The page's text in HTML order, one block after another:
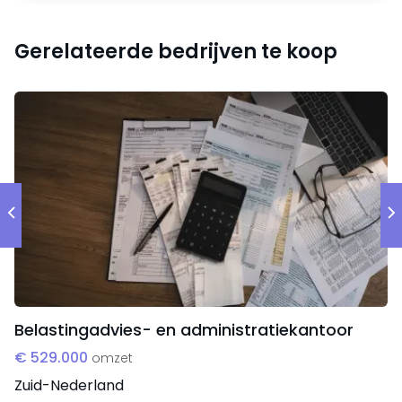
voor de particuliere bewoning. Gemiddeld bedraagt
het woningbestand ± 30 woningen.
Medewerkers
De onderneming wordt gevoerd in de vorm van een
eenmanszaak. Het compact en goed op elkaar
ingespeelde personeelsteam bestaat uit de
eigenaresse en een drietal medewerkers, waarvan 1
assistant register makelaar en 2 medewerksters
binnendienst. Het betreft een kleine en platte
Locatie
Gerelateerde bedrijven te koop
Belastingadvies- en administratiekantoor
€ 529.000 omzet
Zuid-Nederland